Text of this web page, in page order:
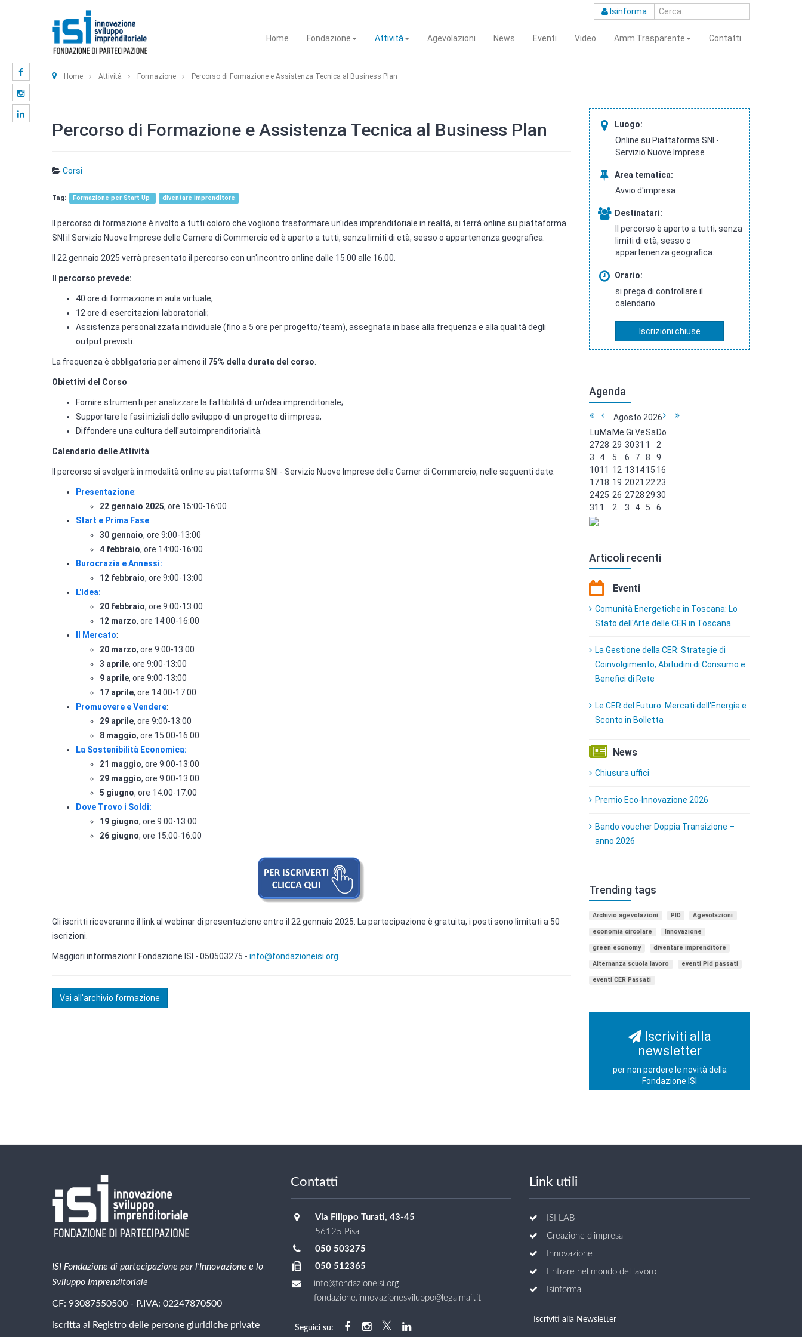
Isinforma
Home Fondazione Attività Agevolazioni News Eventi Video Amm Trasparente Contatti
Home Attività Formazione Percorso di Formazione e Assistenza Tecnica al Business Plan
Percorso di Formazione e Assistenza Tecnica al Business Plan
Corsi
Formazione per Start Up diventare imprenditore
Il percorso di formazione è rivolto a tutti coloro che vogliono trasformare un'idea imprenditoriale in realtà, si terrà online su piattaforma
SNI il Servizio Nuove Imprese delle Camere di Commercio ed è aperto a tutti, senza limiti di età, sesso o appartenenza geografica.
Il 22 gennaio 2025 verrà presentato il percorso con un'incontro online dalle 15.00 alle 16.00.
Il percorso prevede:
40 ore di formazione in aula virtuale;
12 ore di esercitazioni laboratoriali;
Assistenza personalizzata individuale (fino a 5 ore per progetto/team), assegnata in base alla frequenza e alla qualità degli
output previsti.
La frequenza è obbligatoria per almeno il 75% della durata del corso
Obiettivi del Corso
Fornire strumenti per analizzare la fattibilità di un'idea imprenditoriale;
Supportare le fasi iniziali dello sviluppo di un progetto di impresa;
Diffondere una cultura dell'autoimprenditorialità.
Calendario delle Attività
Il percorso si svolgerà in modalità online su piattaforma SNI - Servizio Nuove Imprese delle Camer di Commercio, nelle seguenti date:
Presentazione:
22 gennaio 2025, ore 15:00-16:00
Start e Prima Fase:
30 gennaio, ore 9:00-13:00
4 febbraio, ore 14:00-16:00
Burocrazia e Annessi:
12 febbraio, ore 9:00-13:00
L'Idea:
20 febbraio, ore 9:00-13:00
12 marzo, ore 14:00-16:00
Il Mercato:
20 marzo, ore 9:00-13:00
3 aprile, ore 9:00-13:00
9 aprile, ore 9:00-13:00
17 aprile, ore 14:00-17:00
Promuovere e Vendere:
29 aprile, ore 9:00-13:00
8 maggio, ore 15:00-16:00
La Sostenibilità Economica:
21 maggio, ore 9:00-13:00
29 maggio, ore 9:00-13:00
5 giugno, ore 14:00-17:00
Dove Trovo i Soldi:
19 giugno, ore 9:00-13:00
26 giugno, ore 15:00-16:00
Gli iscritti riceveranno il link al webinar di presentazione entro il 22 gennaio 2025. La partecipazione è gratuita, i posti sono limitati a 50
iscrizioni.
Maggiori informazioni: Fondazione ISI - 050503275 - info@fondazioneisi.org
Vai all'archivio formazione
Luogo:
Online su Piattaforma SNI -
Servizio Nuove Imprese
Area tematica:
Avvio d'impresa
Destinatari:
Il percorso è aperto a tutti, senza
limiti di età, sesso o
appartenenza geografica.
Orario:
si prega di controllare il
calendario
Iscrizioni chiuse
Agenda
Agosto 2026
LuMaMe Gi VeSaDo
2728 29 3031 1
2
3
4 5 6 7 8
9
1011 12 131415 16
1718 19 2021 22 23
2425 26 2728 2930
31 1 2 3 4 5 6
Articoli recenti
Eventi
Comunità Energetiche in Toscana: Lo
Stato dell'Arte delle CER in Toscana
La Gestione della CER: Strategie di
Coinvolgimento, Abitudini di Consumo e
Benefici di Rete
Le CER del Futuro: Mercati dell'Energia e
Sconto in Bolletta
News
Chiusura uffici
Premio Eco-Innovazione 2026
Bando voucher Doppia Transizione –
anno 2026
Trending tags
Archivio agevolazioni PID Agevolazioni
economia circolare Innovazione
green economy diventare imprenditore
Alternanza scuola lavoro eventi Pid passati
eventi CER Passati
Iscriviti alla
newsletter
per non perdere le novità della
Fondazione ISI
ISI Fondazione di partecipazione per l'Innovazione e lo
Sviluppo Imprenditoriale
CF: 93087550500 - P.IVA: 02247870500
iscritta al Registro delle persone giuridiche private
Contatti
Via Filippo Turati, 43-45
56125 Pisa
050 503275
050 512365
info@fondazioneisi.org
fondazione.innovazionesviluppo@legalmail.it
Seguici su:
Link utili
ISI LAB
Creazione d'impresa
Innovazione
Entrare nel mondo del lavoro
Isinforma
Iscriviti alla Newsletter